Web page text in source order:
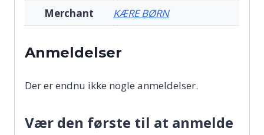
Merchant
KÆRE BØRN
Anmeldelser
Der er endnu ikke nogle anmeldelser.
Vær den første til at anmelde